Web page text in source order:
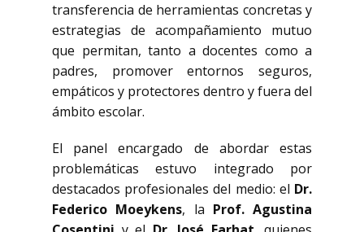
transferencia de herramientas concretas y
estrategias de acompañamiento mutuo
que permitan, tanto a docentes como a
padres, promover entornos seguros,
empáticos y protectores dentro y fuera del
ámbito escolar.
El panel encargado de abordar estas
problemáticas estuvo integrado por
destacados profesionales del medio: el Dr.
Federico Moeykens, la Prof. Agustina